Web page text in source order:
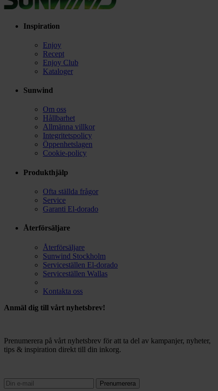
Inspiration
Enjoy
Recept
Enjoy Club
Kataloger
Sunwind
Om oss
Hållbarhet
Allmänna villkor
Integritetspolicy
Öppenhetslagen
Cookie-policy
Produkthjälp
Ofta ställda frågor
Service
Garanti El-dorado
Återförsäljare
Återförsäljare
Sunwind Stockholm
Serviceställen El-dorado
Serviceställen Wallas
Kontakta oss
Anmäl dig till vårt nyhetsbrev!
Prenumerera på vårt nyhetsbrev för att ta del av kampanjer, nyheter,
tips & inspiration direkt till din inkorg.
Prenumerera